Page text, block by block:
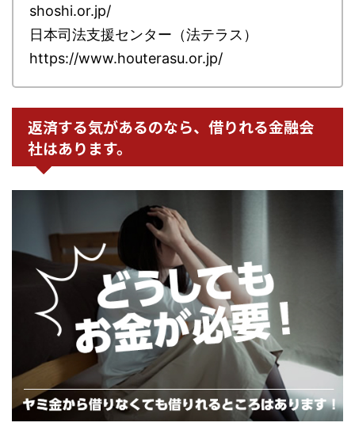
shoshi.or.jp/
日本司法支援センター（法テラス）
https://www.houterasu.or.jp/
返済する気があるのなら、借りれる金融会
社はあります。